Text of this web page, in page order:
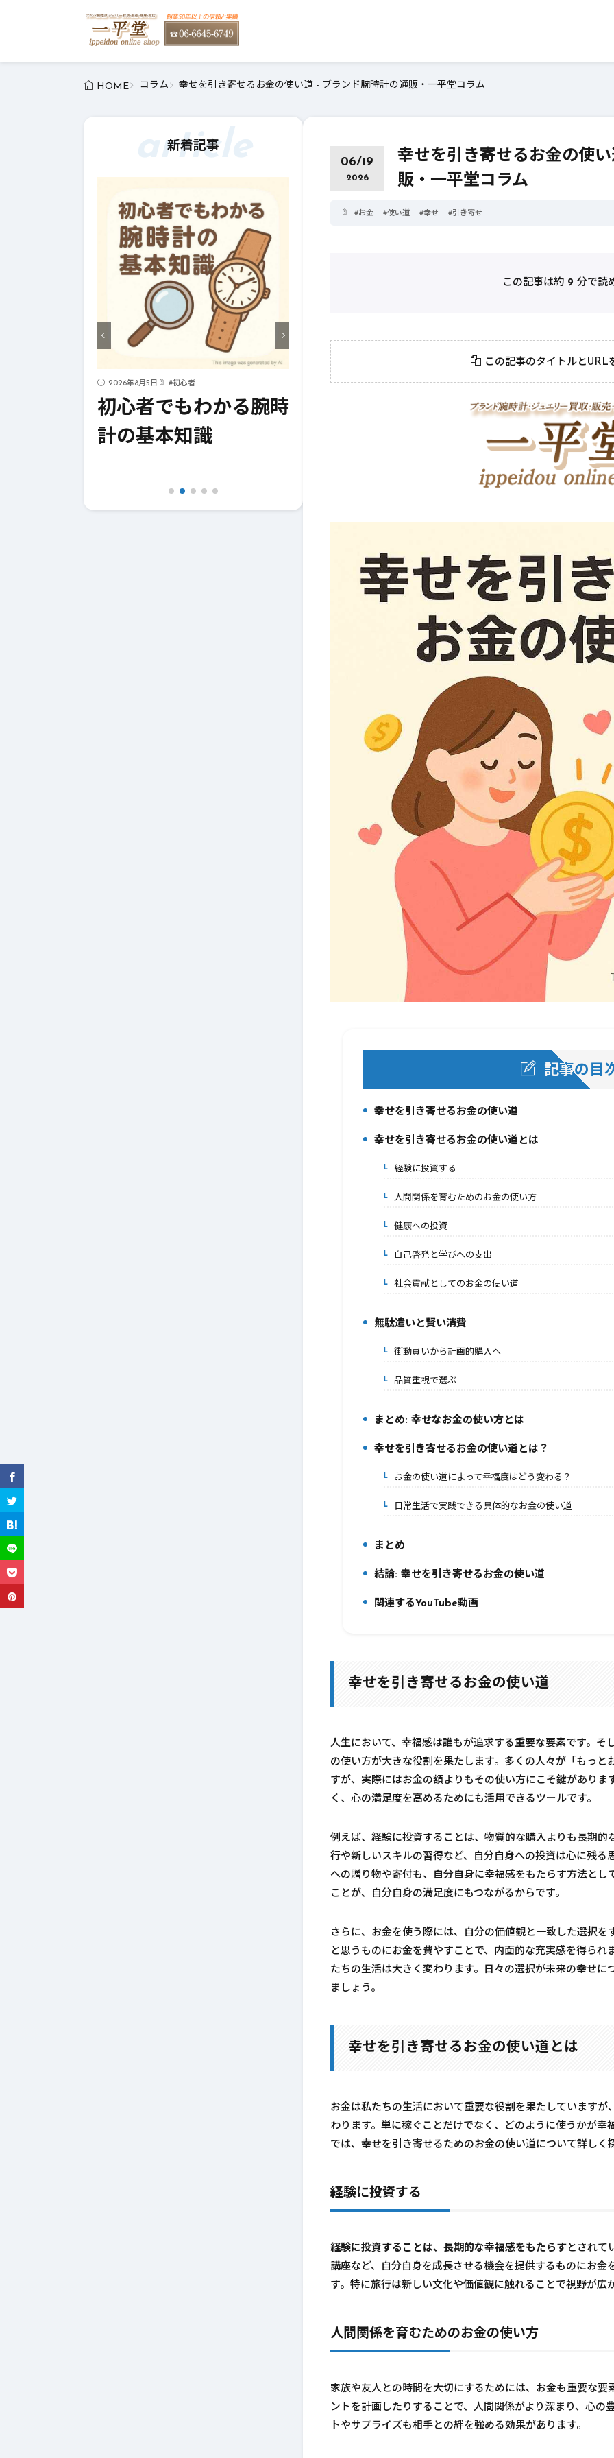
HOME コラム 幸せを引き寄せるお金の使い道 - ブランド腕時計の通販・一平堂コラム
新着記事
article
#初心者
初心者でもわかる腕時
計の基本知識
ジュエリー
一生の宝物にしたいダ
2026年8月3日 #ポイント
初めての純金購入！初
心者が押さえておくべ
きポイント
06/19
2026
幸せを引き寄せるお金の使
販・一平堂コラム
#お金 #使い道 #幸せ #引き寄せ
この記事は約 9 分で読
この記事のタイトルとURL
記事の目
幸せを引き寄せるお金の使い道
幸せを引き寄せるお金の使い道とは
2-1.経験に投資する
2-2.人間関係を育むためのお金の使い方
2-3.健康への投資
2-4.自己啓発と学びへの支出
2-5.社会貢献としてのお金の使い道
3.
無駄遣いと賢い消費
3-1.衝動買いから計画的購入へ
3-2.品質重視で選ぶ
まとめ: 幸せなお金の使い方とは
幸せを引き寄せるお金の使い道とは？
5-1.お金の使い道によって幸福度はどう変わる？
5-2.日常生活で実践できる具体的なお金の使い道
6.
まとめ
7.
結論: 幸せを引き寄せるお金の使い道
8.
関連するYouTube動画
幸せを引き寄せるお金の使い道
人生において、幸福感は誰もが追求する重要な要素です。そ
の使い方が大きな役割を果たします。多くの人々が「もっと
すが、実際にはお金の額よりもその使い方にこそ鍵がありま
く、心の満足度を高めるためにも活用できるツールです。
例えば、経験に投資することは、物質的な購入よりも長期的
行や新しいスキルの習得など、自分自身への投資は心に残る
への贈り物や寄付も、自分自身に幸福感をもたらす方法とし
ことが、自分自身の満足度にもつながるからです。
さらに、お金を使う際には、自分の価値観と一致した選択
と思うものにお金を費やすことで、内面的な充実感を得ら
たちの生活は大きく変わります。日々の選択が未来の幸せに
ましょう。
幸せを引き寄せるお金の使い道とは
お金は私たちの生活において重要な役割を果たしていますが
わります。単に稼ぐことだけでなく、どのように使うかが幸
では、幸せを引き寄せるためのお金の使い道について詳しく
経験に投資する
経験に投資することは、長期的な幸福感をもたらす とされて
講座など、自分自身を成長させる機会を提供するものにお金
す。特に旅行は新しい文化や価値観に触れることで視野が広
人間関係を育むためのお金の使い方
家族や友人との時間を大切にするためには、お金も重要な要
ントを計画したりすることで、人間関係がより深まり、心の
トやサプライズも相手との絆を強める効果があります。